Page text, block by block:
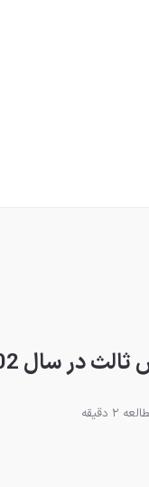
30 درصدی اعلام شد
2 دقیقه